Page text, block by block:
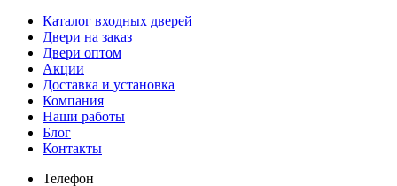
Каталог входных дверей
Двери на заказ
Двери оптом
Акции
Доставка и установка
Компания
Наши работы
Блог
Контакты
Телефон